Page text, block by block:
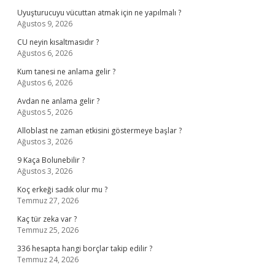
Uyuşturucuyu vücuttan atmak için ne yapılmalı ?
Ağustos 9, 2026
CU neyin kısaltmasıdır ?
Ağustos 6, 2026
Kum tanesi ne anlama gelir ?
Ağustos 6, 2026
Avdan ne anlama gelir ?
Ağustos 5, 2026
Alloblast ne zaman etkisini göstermeye başlar ?
Ağustos 3, 2026
9 Kaça Bolunebilir ?
Ağustos 3, 2026
Koç erkeği sadık olur mu ?
Temmuz 27, 2026
Kaç tür zeka var ?
Temmuz 25, 2026
336 hesapta hangi borçlar takip edilir ?
Temmuz 24, 2026